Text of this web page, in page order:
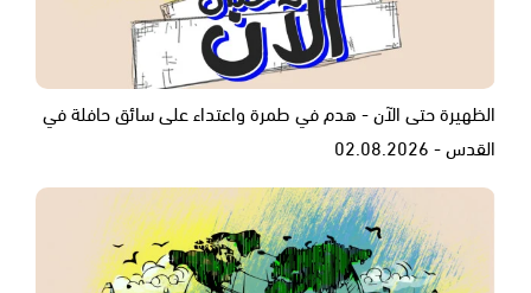
الظهيرة حتى الآن - هدم في طمرة واعتداء على سائق حافلة في
القدس - 02.08.2026